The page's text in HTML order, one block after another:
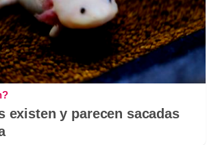
existen y parecen sacadas